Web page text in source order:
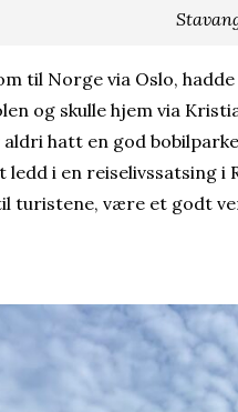
til Norge via Oslo,
og skulle hjem via
hatt en god
i en reiselivssatsing i
turistene, være et godt